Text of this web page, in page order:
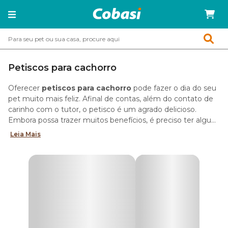
Petiscos para cachorro
Oferecer petiscos para cachorro pode fazer o dia do seu
pet muito mais feliz. Afinal de contas, além do contato de
carinho com o tutor, o petisco é um agrado delicioso.
Embora possa trazer muitos benefícios, é preciso ter alguns
cuidados. Confira!
Tipos de petiscos para cachorro
Há no mercado diversos tipos de petiscos para cachorro
Leia Mais